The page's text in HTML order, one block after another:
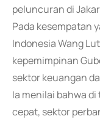
peluncuran di
Pada kesempatan
Indonesia Wang
kepemimpinan
sektor keuangan
Ia menilai bahwa
cepat, sektor